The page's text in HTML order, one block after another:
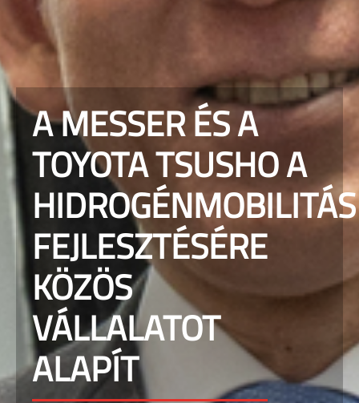
A MESSER ÉS A
TOYOTA TSUSHO A
HIDROGÉNMOBILITÁS
FEJLESZTÉSÉRE
KÖZÖS
VÁLLALATOT
ALAPÍT